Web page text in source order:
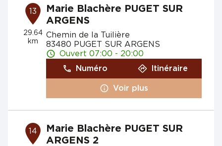
13
29.64
km
Marie Blachère PUGET SUR
ARGENS
Chemin de la Tuilière
83480 PUGET SUR ARGENS
Ouvert 07:00 - 20:00
Numéro
Itinéraire
Voir plus
14
Marie Blachère PUGET SUR
ARGENS 2